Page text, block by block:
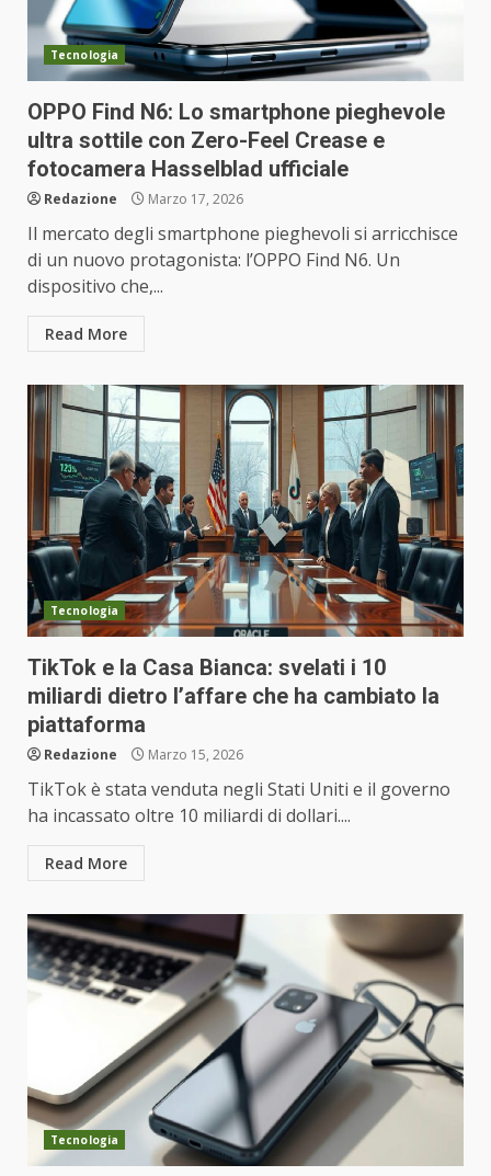
Tecnologia
OPPO Find N6: Lo smartphone pieghevole
ultra sottile con Zero-Feel Crease e
fotocamera Hasselblad ufficiale
Redazione Marzo 17, 2026
Il mercato degli smartphone pieghevoli si arricchisce
di un nuovo protagonista: l’OPPO Find N6. Un
dispositivo che,...
Read More
Tecnologia
TikTok e la Casa Bianca: svelati i 10
miliardi dietro l’affare che ha cambiato la
piattaforma
Redazione Marzo 15, 2026
TikTok è stata venduta negli Stati Uniti e il governo
ha incassato oltre 10 miliardi di dollari....
Read More
Tecnologia